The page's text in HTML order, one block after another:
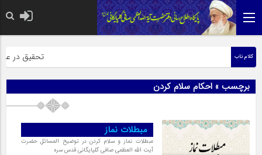
کلام ناب تحقیق در
برچسب » احکام سلام کردن
مبطلات نماز
مبطلات نماز و سلام کردن در توضیح المسائل حضرت
آیت الله العظمی صافی گلپایگانی قدس سره